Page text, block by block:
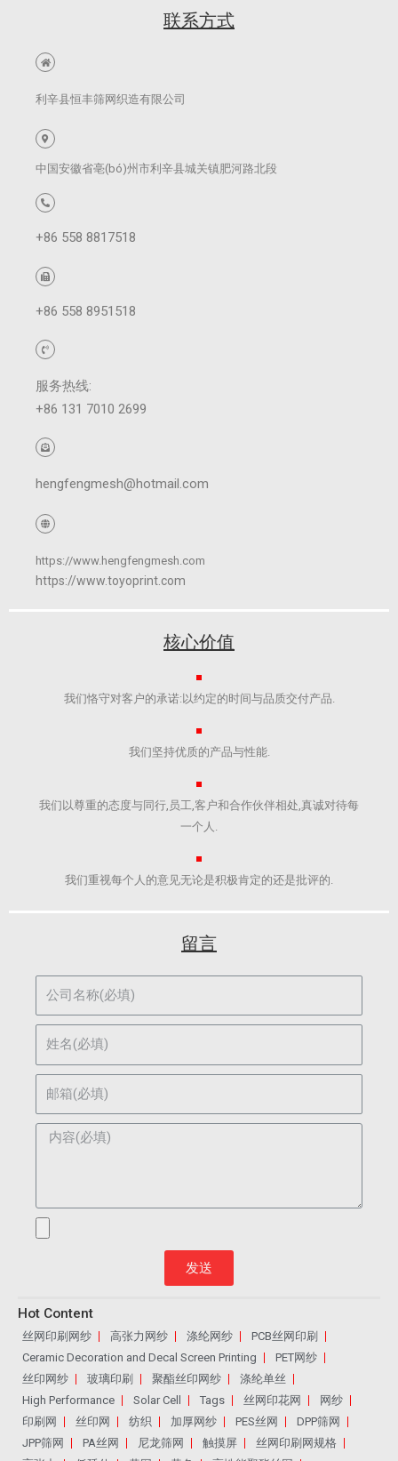
联系方式
利辛县恒丰筛网织造有限公司
中国安徽省亳(bó)州市利辛县城关镇肥河路北段
+86 558 8817518
+86 558 8951518
服务热线:
+86 131 7010 2699
hengfengmesh@hotmail.com
https://www.hengfengmesh.com
https://www.toyoprint.com
核心价值
我们恪守对客户的承诺:以约定的时间与品质交付产品.​
我们坚持优质的产品与性能.​
我们以尊重的态度与同行,员工,客户和合作伙伴相处,真诚对待每
一个人.
我们重视每个人的意见无论是积极肯定的还是批评的.​
留言
发送
Hot Content
丝网印刷网纱 高张力网纱 涤纶网纱
PCB丝网印刷
Ceramic Decoration and Decal Screen Printing
PET网纱
丝印网纱
玻璃印刷 聚酯丝印网纱
涤纶单丝
High Performance
Solar Cell Tags 丝网印花网
网纱
印刷网
丝印网 纺织 加厚网纱 PES丝网
DPP筛网
JPP筛网
PA丝网 尼龙筛网 触摸屏
丝网印刷网规格